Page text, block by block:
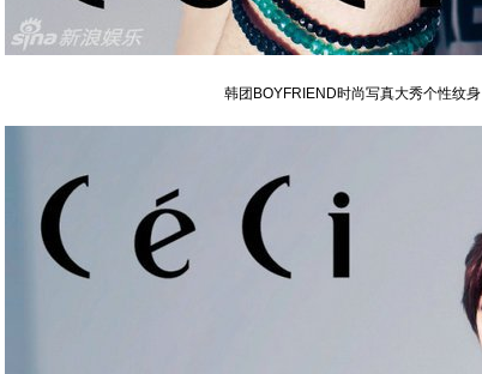
韩团BOYFRIEND时尚写真大秀个性纹身